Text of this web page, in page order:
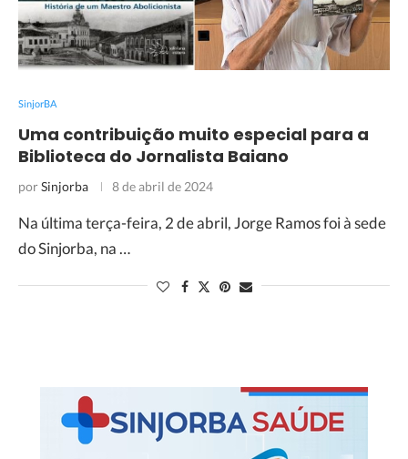
SinjorBA
Uma contribuição muito especial para a
Biblioteca do Jornalista Baiano
porSinjorba 8 de abril de 2024
Na última terça-feira, 2 de abril, Jorge Ramos foi à sede
do Sinjorba, na …